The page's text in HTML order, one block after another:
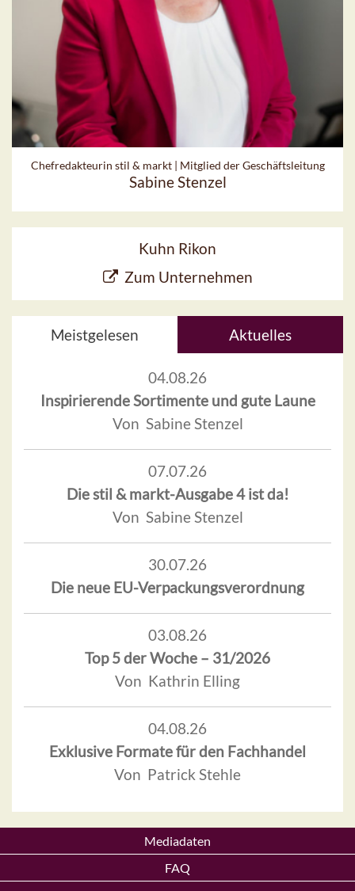
Chefredakteurin stil & markt | Mitglied der Geschäftsleitung
Sabine Stenzel
Kuhn Rikon
Zum Unternehmen
Meistgelesen Aktuelles
04.08.26
Inspirierende Sortimente und gute Laune
Von Sabine Stenzel
07.07.26
Die stil & markt-Ausgabe 4 ist da!
Von Sabine Stenzel
30.07.26
Die neue EU-Verpackungsverordnung
03.08.26
Top 5 der Woche – 31/2026
Von Kathrin Elling
04.08.26
Exklusive Formate für den Fachhandel
Von Patrick Stehle
Mediadaten
FAQ